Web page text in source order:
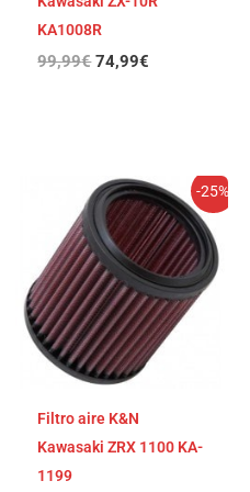
KA1008R
99,99€ 74,99€
-25%
Filtro aire K&N
Kawasaki ZRX 1100 KA-
1199
El
precio
original
era:
93,99€.
El
precio
actual
es:
70,49€.